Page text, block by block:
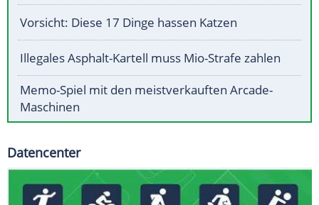
Vorsicht: Diese 17 Dinge hassen Katzen
Illegales Asphalt-Kartell muss Mio-Strafe zahlen
Memo-Spiel mit den meistverkauften Arcade-
Maschinen
Datencenter